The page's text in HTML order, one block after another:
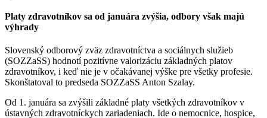
Platy zdravotníkov sa od januára zvýšia, odbory však majú
výhrady
Slovenský odborový zväz zdravotníctva a sociálnych služieb
(SOZZaSS) hodnotí pozitívne valorizáciu základných platov
zdravotníkov, i keď nie je v očakávanej výške pre všetky profesie.
Skonštatoval to predseda SOZZaSS Anton Szalay.
Od 1. januára sa zvýšili základné platy všetkých zdravotníkov v
ústavných zdravotníckych zariadeniach. Ide o nemocnice, hospice,